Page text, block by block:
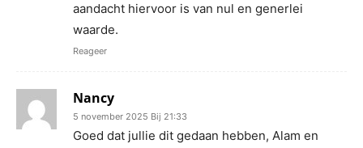
aandacht hiervoor is van nul en generlei
waarde.
Reageer
Nancy
5 november 2025 Bij 21:33
Goed dat jullie dit gedaan hebben, Alam en